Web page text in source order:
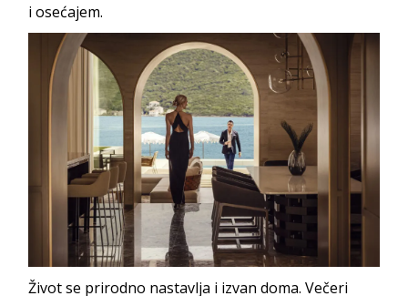
i osećajem.
Život se prirodno nastavlja i izvan doma. Večeri